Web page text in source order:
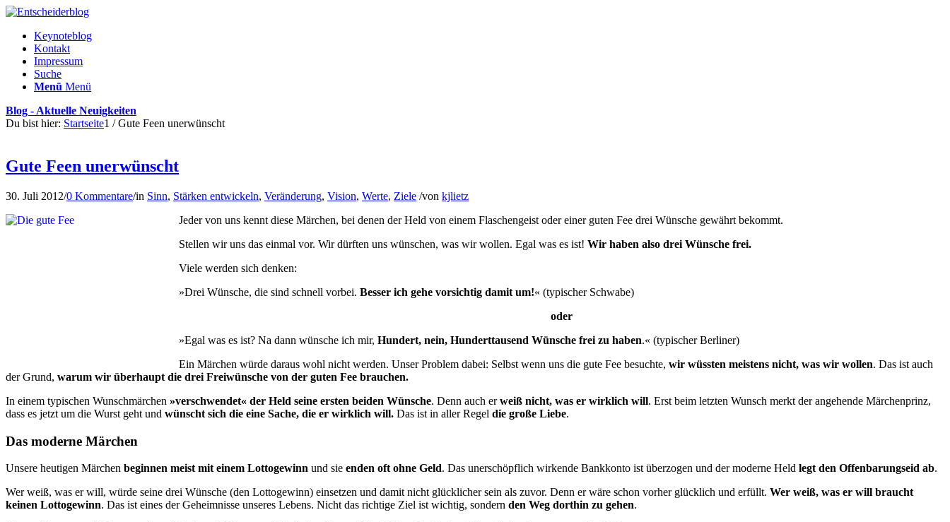
Keynoteblog
Kontakt
Impressum
Suche
Menü Menü
Blog - Aktuelle Neuigkeiten
Du bist hier: Startseite1 / Gute Feen unerwünscht
Gute Feen unerwünscht
30. Juli 2012/0 Kommentare/in Sinn, Stärken entwickeln, Veränderung, Vision, Werte, Ziele /von kjlietz
Jeder von uns kennt diese Märchen, bei denen der Held von einem Flaschengeist oder einer guten Fee drei Wünsche gewährt bekommt.
Stellen wir uns das einmal vor. Wir dürften uns wünschen, was wir wollen. Egal was es ist! Wir haben also drei Wünsche frei.
Viele werden sich denken:
»Drei Wünsche, die sind schnell vorbei. Besser ich gehe vorsichtig damit um!« (typischer Schwabe)
oder
»Egal was es ist? Na dann wünsche ich mir, Hundert, nein, Hunderttausend Wünsche frei zu haben.« (typischer Berliner)
Ein Märchen würde daraus wohl nicht werden. Unser Problem dabei: Selbst wenn uns die gute Fee besuchte, wir wüssten meistens nicht, was wir wollen. Das ist auch
der Grund, warum wir überhaupt die drei Freiwünsche von der guten Fee brauchen.
In einem typischen Wunschmärchen »verschwendet« der Held seine ersten beiden Wünsche. Denn auch erweiß nicht, was er wirklich will. Erst beim letzten Wunsch merkt der angehende Märchenprinz,
dass es jetzt um die Wurst geht und wünscht sich die eine Sache, die er wirklich will. Das ist in aller Regel die große Liebe.
Das moderne Märchen
Unsere heutigen Märchen beginnen meist mit einem Lottogewinn und sie enden oft ohne Geld. Das unerschöpflich wirkende Bankkonto ist überzogen und der moderne Held legt den Offenbarungseid ab.
Wer weiß, was er will, würde seine drei Wünsche (den Lottogewinn) einsetzen und damit nicht glücklicher sein als zuvor. Denn er wäre schon vorher glücklich und erfüllt. Wer weiß, was er will braucht
keinen Lottogewinn. Das ist eines der Geheimnisse unseres Lebens. Nicht das richtige Ziel ist wichtig, sondern den Weg dorthin zu gehen.